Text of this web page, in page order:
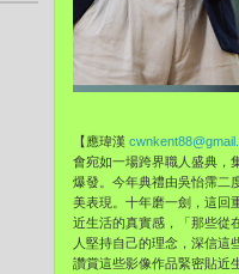
【應瑋漢
會宛如一場跨界職人盛典，
爆發。今年典禮由吳怡霈二
美表現。十年磨一劍，這回
近生活的真實感，「那些從
人堅持自己的理念，深信
讚賞這些影像作品緊密貼近